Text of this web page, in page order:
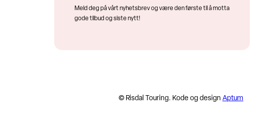
Meld deg på vårt nyhetsbrev og være den første til å motta
gode tilbud og siste nytt!
© Risdal Touring. Kode og designAptum